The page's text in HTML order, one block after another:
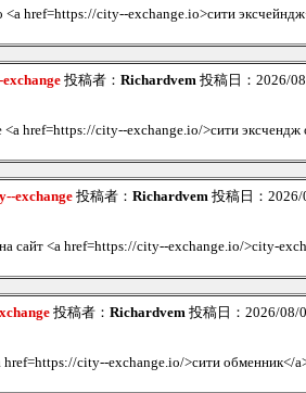
<a href=https://city--exchange.io>сити
exchange 投稿者： Richardvem 投稿日：2026/
<a href=https://city--exchange.io/>сити эксчендж
exchange 投稿者： Richardvem 投稿日：
сайт <a href=https://city--exchange.io/>city-
投稿者： Richardvem 投稿日：2026/08/
href=https://city--exchange.io/>сити обменник</